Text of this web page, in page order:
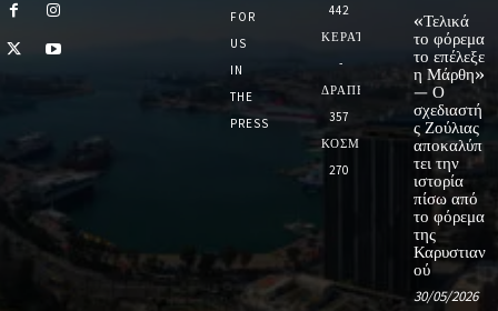
FOR
US
IN
THE
PRESS
442
ΚΕΡΑΤΣΙΝΙ
-
ΔΡΑΠΕΤΣΩΝΑ
357
ΚΟΣΜΟΣ
270
«Τελικά
το φόρεμα
το επέλεξε
η Μάρθη»
— Ο
σχεδιαστή
ς Ζούλιας
αποκαλύπ
τει την
ιστορία
πίσω από
το φόρεμα
της
Καρυστιαν
ού
30/05/2026